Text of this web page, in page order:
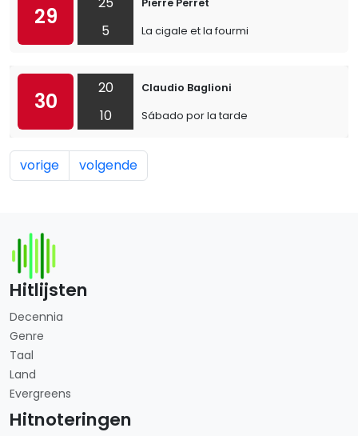
29
5
Pierre Perret
La cigale et la fourmi
30
20
10
Claudio Baglioni
Sábado por la tarde
vorige volgende
Hitlijsten
Decennia
Genre
Taal
Land
Evergreens
Hitnoteringen